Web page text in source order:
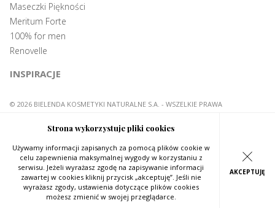
Strona wykorzystuje pliki cookies
Używamy informacji zapisanych za pomocą plików cookie w
celu zapewnienia maksymalnej wygody w korzystaniu z
serwisu. Jeżeli wyrażasz zgodę na zapisywanie informacji
zawartej w cookies kliknij przycisk „akceptuję”. Jeśli nie
wyrażasz zgody, ustawienia dotyczące plików cookies
możesz zmienić w swojej przeglądarce.
Maseczki Piękności
Meritum Forte
100% for men
Renovelle
INSPIRACJE
© 2026 BIELENDA KOSMETYKI NATURALNE S.A. - WSZELKIE PRAWA